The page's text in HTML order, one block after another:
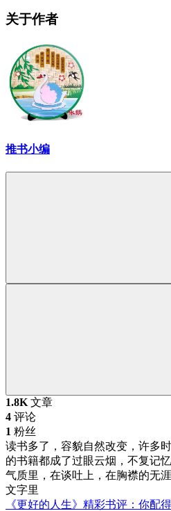
关于作者
推书小编
1.8K 文章
4 评论
1 粉丝
读书多了，容貌自然改变，许多
的书籍都成了过眼云烟，不复记
气质里，在谈吐上，在胸襟的无
文字里
《更好的人生》精彩书评：你配